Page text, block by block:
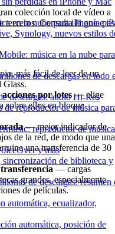
en la nube para iPhone e
Synology, nuevos estilos
música en la nube para
de descargas en todo
descargas: audio Hi-Res
de reproductor de música
reproductor de música
y más
de biblioteca y
de descargas: resumen
automática, ecualizador,
automática, posición de
colección local de vídeo a
terceros. Consulta laguía
más fácil de leer de un
Glass.
por lotes— elige
sobre ellos en bloque
— mejor indicador de
de la red, de modo que una
una transferencia de 30
— cargas
grandes, especialmente
de películas.